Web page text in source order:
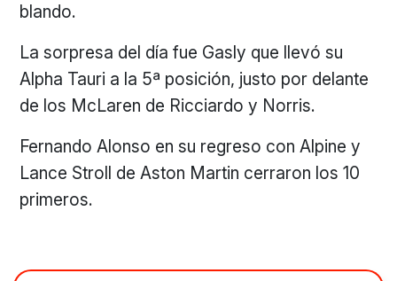
blando.
La sorpresa del día fue Gasly que llevó su
Alpha Tauri a la 5ª posición, justo por delante
de los McLaren de Ricciardo y Norris.
Fernando Alonso en su regreso con Alpine y
Lance Stroll de Aston Martin cerraron los 10
primeros.